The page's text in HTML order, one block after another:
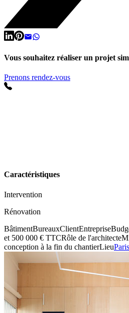
Vous souhaitez réaliser un projet
Prenons rendez-vous
Caractéristiques
Intervention
Rénovation
BâtimentBureauxClientEntreprise
et 500 000 € TTCRôle de l'architecte
conception à la fin du chantierLieuParis